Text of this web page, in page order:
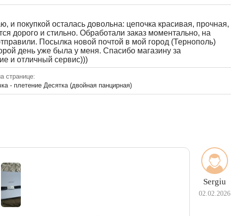
и покупкой осталась довольна: цепочка красивая, прочная,
дорого и стильно. Обработали заказ моментально, на
Посылка новой почтой в мой город (Тернополь)
день уже была у меня. Спасибо магазину за
и отличный сервис)))
странице:
- плетение Десятка (двойная панцирная)
Sergiu
02.02.2026